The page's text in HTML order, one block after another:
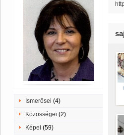
Ismerősei (4)
Közösségei (2)
Képei (59)